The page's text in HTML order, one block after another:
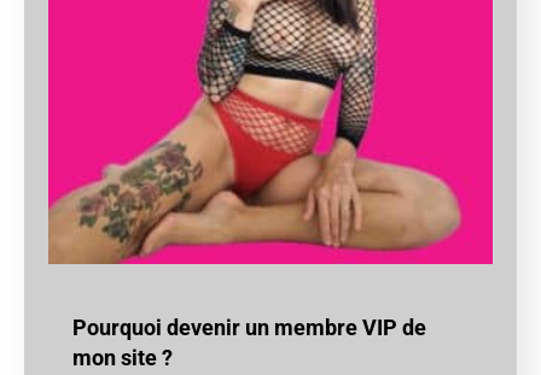
Pourquoi devenir un membre VIP de
mon site ?